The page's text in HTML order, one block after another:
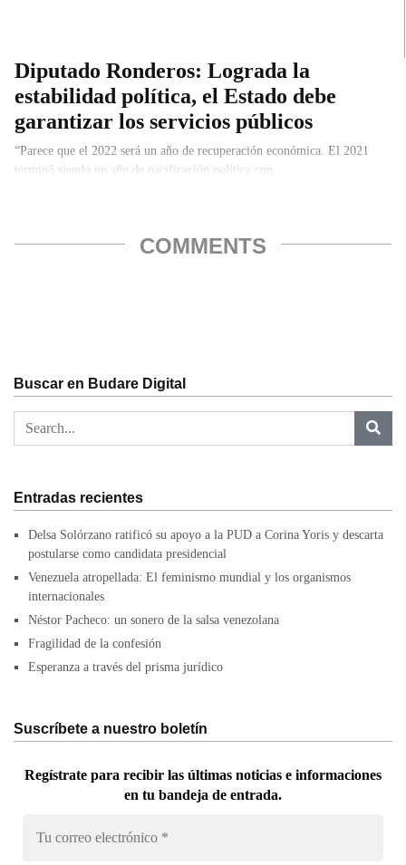
Diputado Ronderos: Lograda la
estabilidad política, el Estado debe
garantizar los servicios públicos
“Parece que el 2022 será un año de recuperación económica. El 2021
terminó siendo un año de pacificación política con…
COMMENTS
Buscar en Budare Digital
Entradas recientes
Delsa Solórzano ratificó su apoyo a la PUD a Corina Yoris y descarta
postularse como candidata presidencial
Venezuela atropellada: El feminismo mundial y los organismos
internacionales
Néstor Pacheco: un sonero de la salsa venezolana
Fragilidad de la confesión
Esperanza a través del prisma jurídico
Suscríbete a nuestro boletín
Regístrate para recibir las últimas noticias e informaciones
en tu bandeja de entrada.